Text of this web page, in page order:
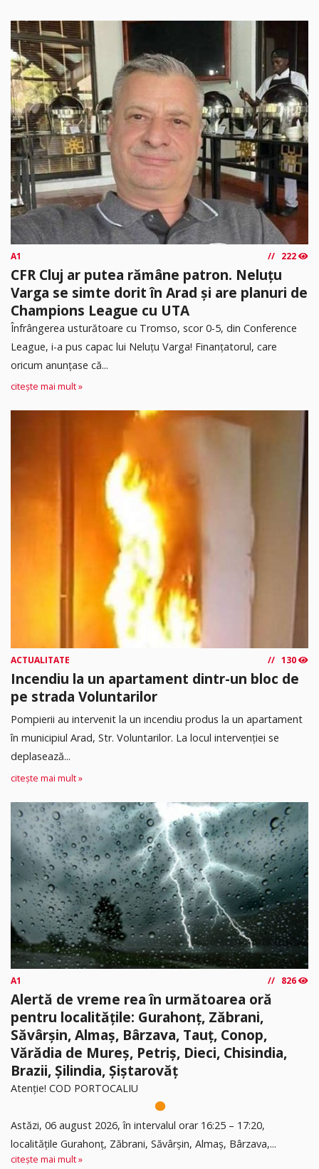
A1 222
CFR Cluj ar putea rămâne patron. Neluțu
Varga se simte dorit în Arad și are planuri de
Champions League cu UTA
Înfrângerea usturătoare cu Tromso, scor 0-5, din Conference
League, i-a pus capac lui Neluțu Varga! Finanțatorul, care
oricum anunțase că...
citește mai mult »
ACTUALITATE 130
Incendiu la un apartament dintr-un bloc de
pe strada Voluntarilor
Pompierii au intervenit la un incendiu produs la un apartament
în municipiul Arad, Str. Voluntarilor. La locul intervenției se
deplasează...
citește mai mult »
A1 826
Alertă de vreme rea în următoarea oră
pentru localitățile: Gurahonț, Zăbrani,
Săvârșin, Almaș, Bârzava, Tauț, Conop,
Vărădia de Mureș, Petriș, Dieci, Chisindia,
Brazii, Șilindia, Șiștarovăț
Atenție! COD PORTOCALIU
Astăzi, 06 august 2026, în intervalul orar 16:25 – 17:20,
localitățile Gurahonț, Zăbrani, Săvârșin, Almaș, Bârzava,...
citește mai mult »